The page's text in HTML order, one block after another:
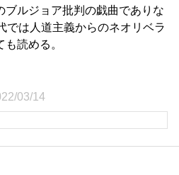
ブルジョア批判の戯曲でありな
では人道主義からのネオリベラ
読める。
03/14